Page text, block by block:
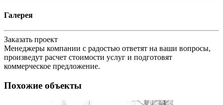
Галерея
Заказать проект
Менеджеры компании с радостью ответят на ваши вопросы,
произведут расчет стоимости услуг и подготовят
коммерческое предложение.
Похожие объекты